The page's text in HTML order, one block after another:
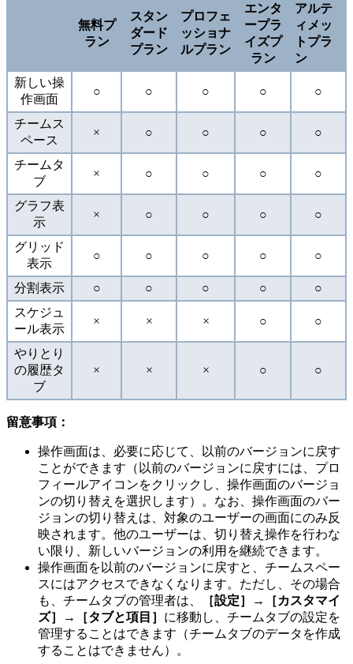
無料プ
ラン
スタン
ダード
プラン
プロフェ
ッショナ
ルプラン
エンタ
ープラ
イズプ
ラン
アルテ
ィメッ
トプラ
ン
新しい操
作画面
○ ○ ○ ○ ○
チームス
ペース
× ○ ○ ○ ○
チームタ
ブ
× ○ ○ ○ ○
グラフ表
示
× ○ ○ ○ ○
グリッド
表示
○ ○ ○ ○ ○
分割表示 ○ ○ ○ ○
○
スケジュ
ール表示
× × × ○ ○
やりとり
の履歴タ
ブ
× × × ○ ○
留意事項：
操作画面は、必要に応じて、以前のバージョンに戻す
ことができます（以前のバージョンに戻すには、プロ
フィールアイコンをクリックし、操作画面のバージョ
ンの切り替えを選択します）。なお、操作画面のバー
ジョンの切り替えは、対象のユーザーの画面にのみ反
映されます。他のユーザーは、切り替え操作を行わな
い限り、新しいバージョンの利用を継続できます。
操作画面を以前のバージョンに戻すと、チームスペー
スにはアクセスできなくなります。ただし、その場合
も、チームタブの管理者は、
［設定］→［カスタマイ
ズ］→［タブと項目］ に移動し、チームタブの設定を
管理することはできます（チームタブのデータを作成
することはできません）。